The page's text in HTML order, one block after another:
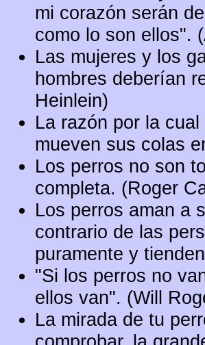
mi corazón serán
como lo son ellos".
Las mujeres y los
hombres deberían
Heinlein)
La razón por la
mueven sus colas
Los perros no son
completa. (Roger
Los perros aman a
contrario de las
puramente y
"Si los perros no
ellos van". (Will
La mirada de tu